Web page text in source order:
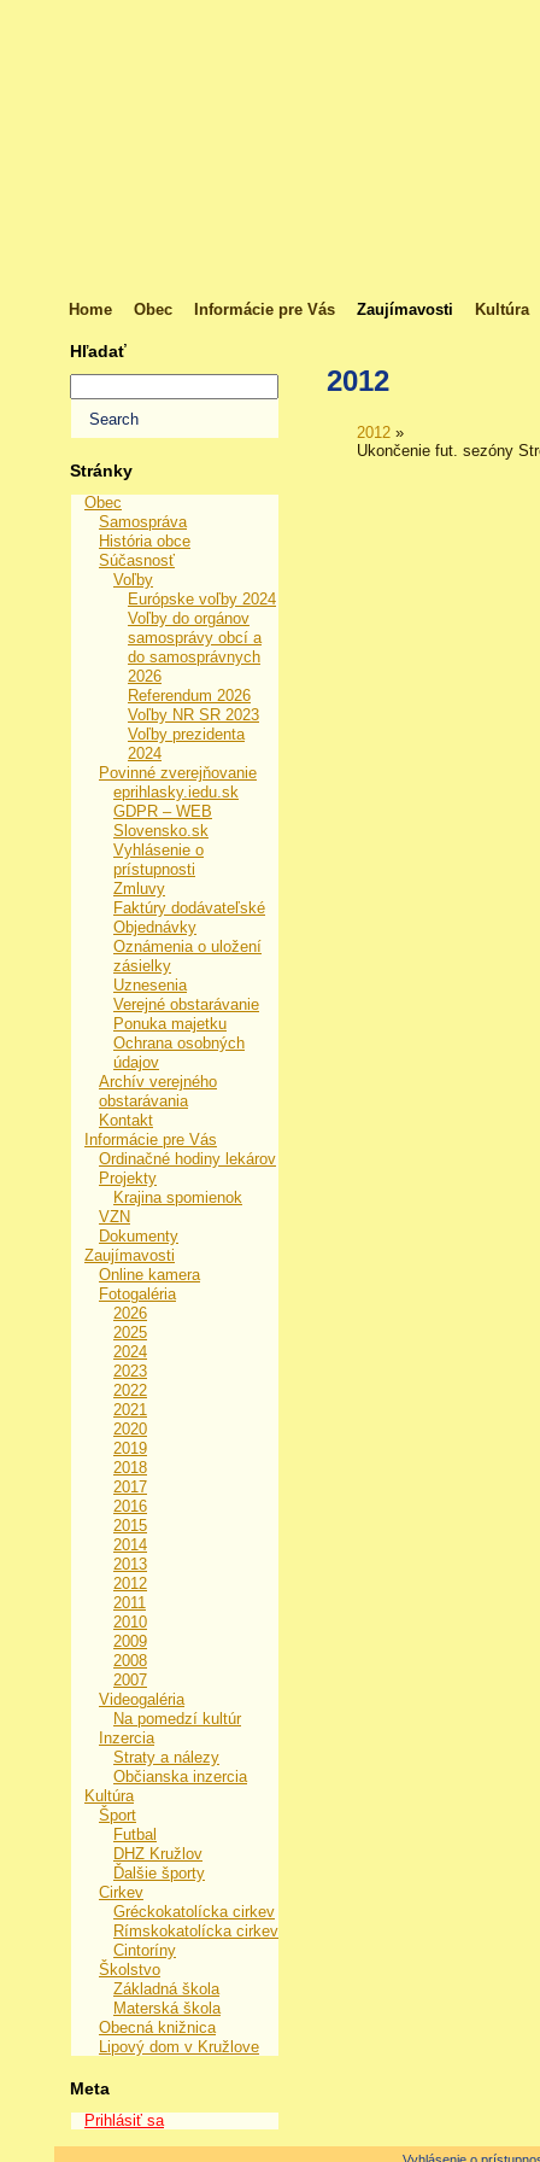
Home Obec Informácie pre Vás Zaujímavosti Kultúra
Hľadať
Stránky
Obec
Samospráva
História obce
Súčasnosť
Voľby
Európske voľby 2024
Voľby do orgánov
samosprávy obcí a
do samosprávnych
2026
Referendum 2026
Voľby NR SR 2023
Voľby prezidenta
2024
Povinné zverejňovanie
eprihlasky.iedu.sk
GDPR – WEB
Slovensko.sk
Vyhlásenie o
prístupnosti
Zmluvy
Faktúry dodávateľské
Objednávky
Oznámenia o uložení
zásielky
Uznesenia
Verejné obstarávanie
Ponuka majetku
Ochrana osobných
údajov
Archív verejného
obstarávania
Kontakt
Informácie pre Vás
Ordinačné hodiny lekárov
Projekty
Krajina spomienok
VZN
Dokumenty
Zaujímavosti
Online kamera
Fotogaléria
2026
2025
2024
2023
2022
2021
2020
2019
2018
2017
2016
2015
2014
2013
2012
2011
2010
2009
2008
2007
Videogaléria
Na pomedzí kultúr
Inzercia
Straty a nálezy
Občianska inzercia
Kultúra
Šport
Futbal
DHZ Kružlov
Ďalšie športy
Cirkev
Gréckokatolícka cirkev
Rímskokatolícka cirkev
Cintoríny
Školstvo
Základná škola
Materská škola
Obecná knižnica
Lipový dom v Kružlove
Meta
Prihlásiť sa
2012
2012 »
Ukončenie fut. sezóny